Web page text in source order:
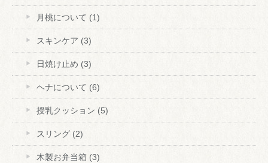
月桃について (1)
スキンケア (3)
日焼け止め (3)
ヘナについて (6)
授乳クッション (5)
スリング (2)
木製お弁当箱 (3)